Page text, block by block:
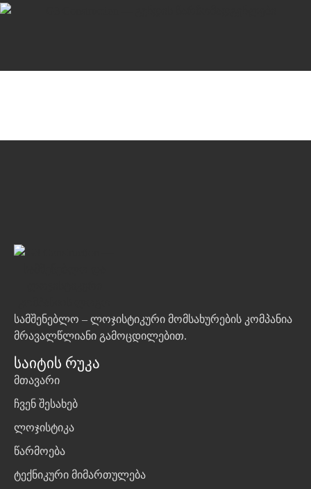
სამშენებლო – ლოჯისტიკური მომსახურების კომპანია
მრავალწლიანი გამოცდილებით.
Საიტის Რუკა
მთავარი
ჩვენ შესახებ
ლოჯისტიკა
წარმოება
ტექნიკური მიმართულება